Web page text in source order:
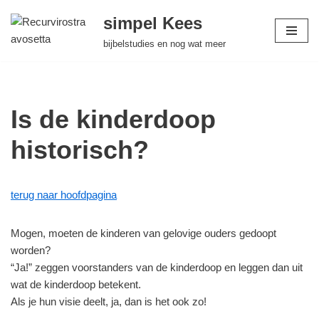
Ga
simpel Kees
bijbelstudies en nog wat meer
Is de kinderdoop
historisch?
terug naar hoofdpagina
Mogen, moeten de kinderen van gelovige ouders gedoopt
worden?
“Ja!” zeggen voorstanders van de kinderdoop en leggen dan uit
wat de kinderdoop betekent.
Als je hun visie deelt, ja, dan is het ook zo!